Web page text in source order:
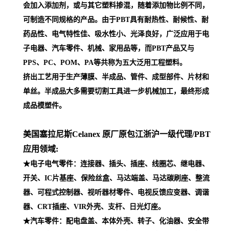
会加入添加剂，或与其它塑料掺混，随着添加物比例不同，
可制造不同规格的产品。由于PBT具有耐热性、耐候性、耐
药品性、电气特性佳、吸水性小、光泽良好，广泛应用于电
子电器、汽车零件、机械、家用品等，而PBT产品又与
PPS、PC、POM、PA等共称为五大泛用工程塑料。
挤出工艺用于生产薄膜、半成品、管件、成型部件、片材和
单丝。半成品大多需要切割工具进一步机械加工，最终形成
成品模塑件。
美国塞拉尼斯Celanex 原厂原包江浙沪一级代理/PBT
应用领域:
★电子电气零件：连接器、插头、插座、线圈芯、继电器、
开关、IC片基座、保险丝盒、马达端盖、马达碳刷座、整流
器、可程式控制器、视听器材零件、电视反馈应变器、调谐
器、CRT插座、VIR外壳、支杆、日光灯座。
★汽车零件：配电盘盖、本体外壳、转子、化油器、安全带